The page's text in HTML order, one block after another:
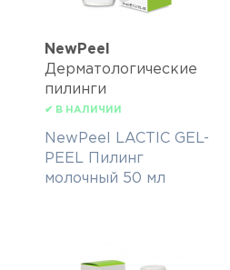
NewPeel
Дерматологические
пилинги
✔ В НАЛИЧИИ
NewPeel LACTIC GEL-
PEEL Пилинг
молочный 50 мл